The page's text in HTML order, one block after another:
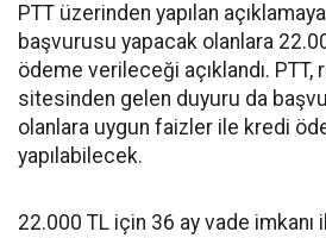
PTT üzerinden yapılan
başvurusu yapacak olanlara
ödeme verileceği açıklandı.
sitesinden gelen duyuru da
olanlara uygun faizler ile kredi
yapılabilecek.
22.000 TL için 36 ay vade